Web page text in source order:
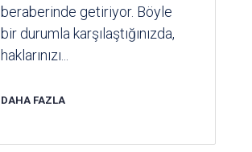
beraberinde getiriyor. Böyle
bir durumla karşılaştığınızda,
haklarınızı...
DAHA FAZLA